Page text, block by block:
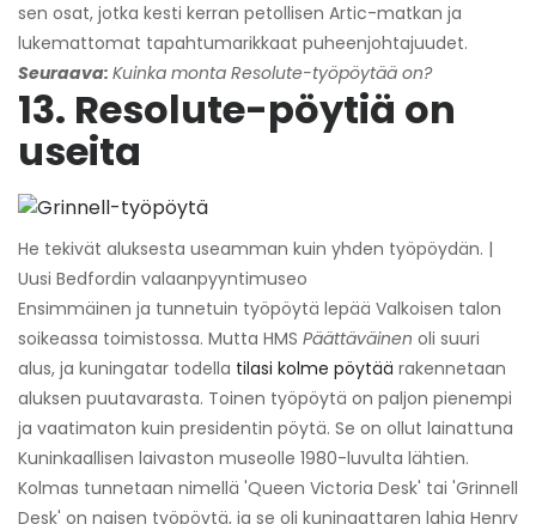
sen osat, jotka kesti kerran petollisen Artic-matkan ja
lukemattomat tapahtumarikkaat puheenjohtajuudet.
Seuraava: Kuinka monta Resolute-työpöytää on?
13. Resolute-pöytiä on
useita
He tekivät aluksesta useamman kuin yhden työpöydän. |
Uusi Bedfordin valaanpyyntimuseo
Ensimmäinen ja tunnetuin työpöytä lepää Valkoisen talon
soikeassa toimistossa. Mutta HMS Päättäväinen oli suuri
alus, ja kuningatar todella tilasi kolme pöytää rakennetaan
aluksen puutavarasta. Toinen työpöytä on paljon pienempi
ja vaatimaton kuin presidentin pöytä. Se on ollut lainattuna
Kuninkaallisen laivaston museolle 1980-luvulta lähtien.
Kolmas tunnetaan nimellä 'Queen Victoria Desk' tai 'Grinnell
Desk' on naisen työpöytä, ja se oli kuningattaren lahja Henry